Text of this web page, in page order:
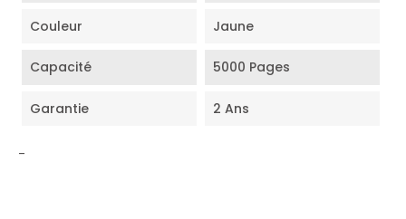
Couleur Jaune
Capacité 5000 Pages
Garantie 2 Ans
-